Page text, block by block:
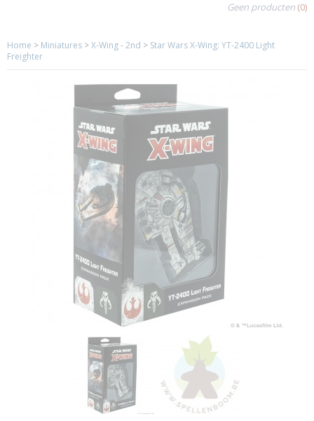
Geen producten (0)
Home > Miniatures >X-Wing - 2nd > Star Wars X-Wing: YT-2400 Light
Freighter